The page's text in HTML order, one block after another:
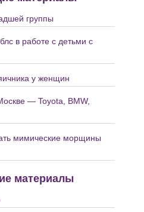
группы
в работе с детьми с
у женщин
— Toyota, BMW,
мимические морщины
материалы